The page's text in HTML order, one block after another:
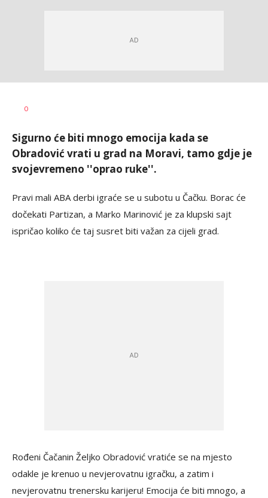
AUTOR
0
Sigurno će biti mnogo emocija kada se
Obradović vrati u grad na Moravi, tamo gdje je
svojevremeno ''oprao ruke''.
Pravi mali ABA derbi igraće se u subotu u Čačku. Borac će
dočekati Partizan, a Marko Marinović je za klupski sajt
ispričao koliko će taj susret biti važan za cijeli grad.
Rođeni Čačanin Željko Obradović vratiće se na mjesto
odakle je krenuo u nevjerovatnu igračku, a zatim i
nevjerovatnu trenersku karijeru! Emocija će biti mnogo, a